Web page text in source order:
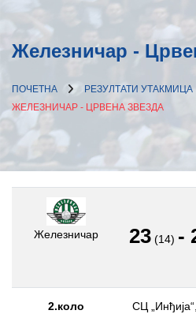
Железничар -
ПОЧЕТНА
РЕЗУЛТАТИ УТАКМИЦА
ЖЕЛЕЗНИЧАР - ЦРВЕНА ЗВЕЗДА
Железничар 23 (14) -
2.коло
СЦ